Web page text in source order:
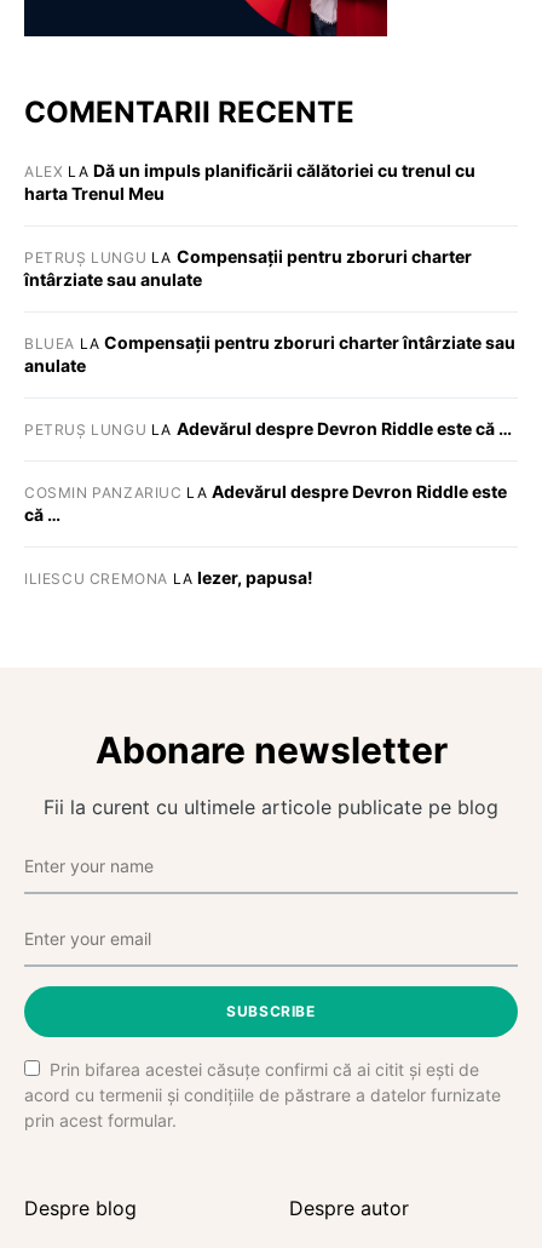
COMENTARII RECENTE
ALEX LA Dă un impuls planificării călătoriei cu trenul cu
harta Trenul Meu
PETRUȘ LUNGU LA Compensații pentru zboruri charter
întârziate sau anulate
BLUEA LACompensații pentru zboruri charter întârziate sau
anulate
PETRUȘ LUNGU LA Adevărul despre Devron Riddle este că …
COSMIN PANZARIUC LA Adevărul despre Devron Riddle este
că …
ILIESCU CREMONA LA Iezer, papusa!
Abonare newsletter
Fii la curent cu ultimele articole publicate pe blog
SUBSCRIBE
Prin bifarea acestei căsuțe confirmi că ai citit și ești de
acord cu termenii și condițiile de păstrare a datelor furnizate
prin acest formular.
Despre blog Despre autor